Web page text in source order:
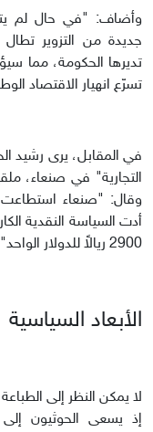
وأضاف: "في حال لم
جديدة من التزوير
تديرها الحكومة، مما
تسرّع انهيار الاقتصاد
في المقابل، يرى رشيد
التجارية" في صنعاء،
وقال: "صنعاء استطاعت
أدت السياسة النقدية
2900 ريالاً للدولار الواحد".
الأبعاد السياسية
لا يمكن النظر إلى
إذ يسعى الحوثيون